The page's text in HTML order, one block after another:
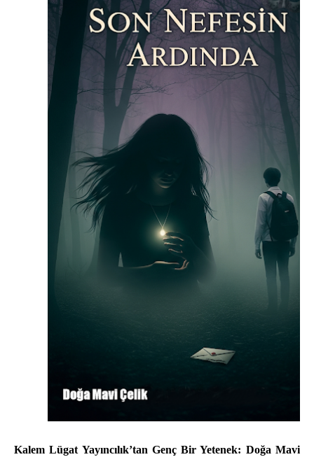
Kalem Lügat Yayıncılık’tan Genç Bir Yetenek: Doğa Mavi